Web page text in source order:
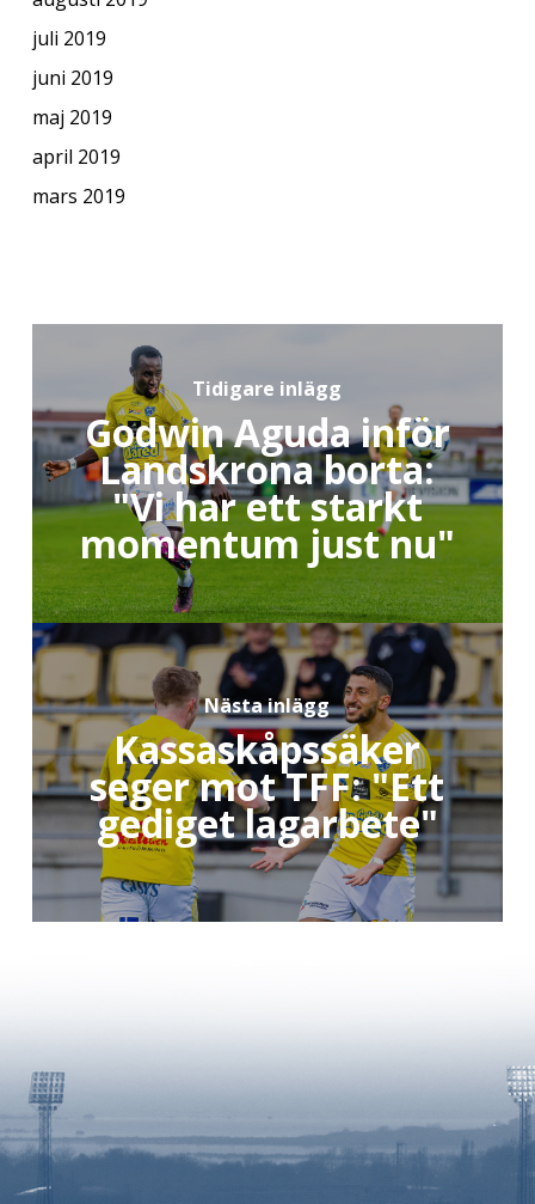
juli 2019
juni 2019
maj 2019
april 2019
mars 2019
Tidigare inlägg
Godwin Aguda inför
Landskrona borta:
"Vi har ett starkt
momentum just nu"
Nästa inlägg
Kassaskåpssäker
seger mot TFF: "Ett
gediget lagarbete"